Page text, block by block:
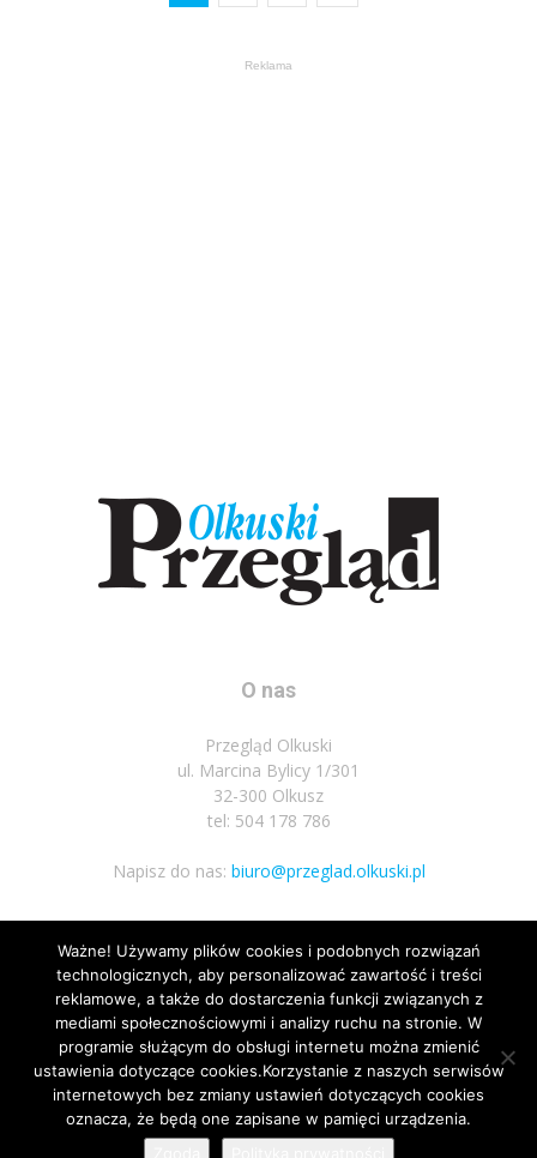
Reklama
O nas
Przegląd Olkuski
ul. Marcina Bylicy 1/301
32-300 Olkusz
tel: 504 178 786
Napisz do nas: biuro@przeglad.olkuski.pl
Podążaj za nami
Nota prawna Polityka prywatnosci Kariera Regulamin
Ważne! Używamy plików cookies i podobnych rozwiązań
technologicznych, aby personalizować zawartość i treści
reklamowe, a także do dostarczenia funkcji związanych z
mediami społecznościowymi i analizy ruchu na stronie. W
programie służącym do obsługi internetu można zmienić
ustawienia dotyczące cookies.Korzystanie z naszych serwisów
internetowych bez zmiany ustawień dotyczących cookies
oznacza, że będą one zapisane w pamięci urządzenia.